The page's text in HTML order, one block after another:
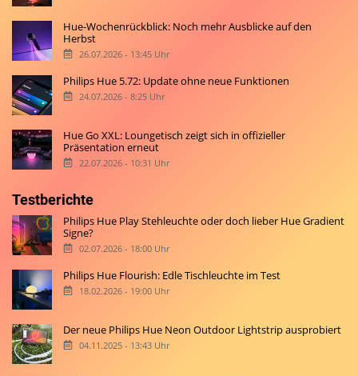
Hue-Wochenrückblick: Noch mehr Ausblicke auf den
Herbst
26.07.2026 - 13:45 Uhr
Philips Hue 5.72: Update ohne neue Funktionen
24.07.2026 - 8:25 Uhr
Hue Go XXL: Loungetisch zeigt sich in offizieller
Präsentation erneut
22.07.2026 - 10:31 Uhr
Testberichte
Philips Hue Play Stehleuchte oder doch lieber Hue Gradient
Signe?
02.07.2026 - 18:00 Uhr
Philips Hue Flourish: Edle Tischleuchte im Test
18.02.2026 - 19:00 Uhr
Der neue Philips Hue Neon Outdoor Lightstrip ausprobiert
04.11.2025 - 13:43 Uhr